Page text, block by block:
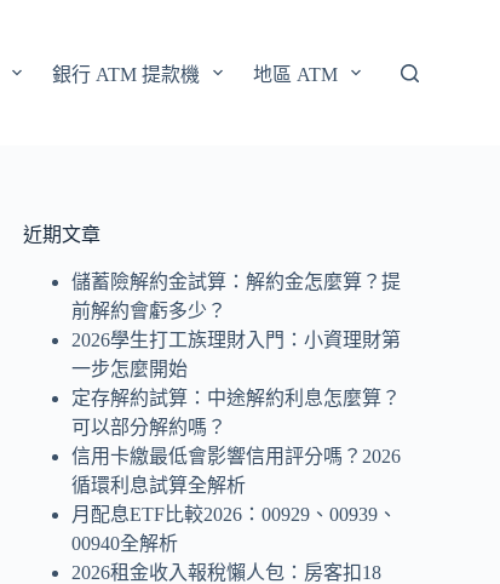
銀行 ATM 提款機 地區 ATM
近期文章
儲蓄險解約金試算：解約金怎麼算？提
前解約會虧多少？
2026學生打工族理財入門：小資理財第
一步怎麼開始
定存解約試算：中途解約利息怎麼算？
可以部分解約嗎？
信用卡繳最低會影響信用評分嗎？2026
循環利息試算全解析
月配息ETF比較2026：00929、00939、
00940全解析
2026租金收入報稅懶人包：房客扣18